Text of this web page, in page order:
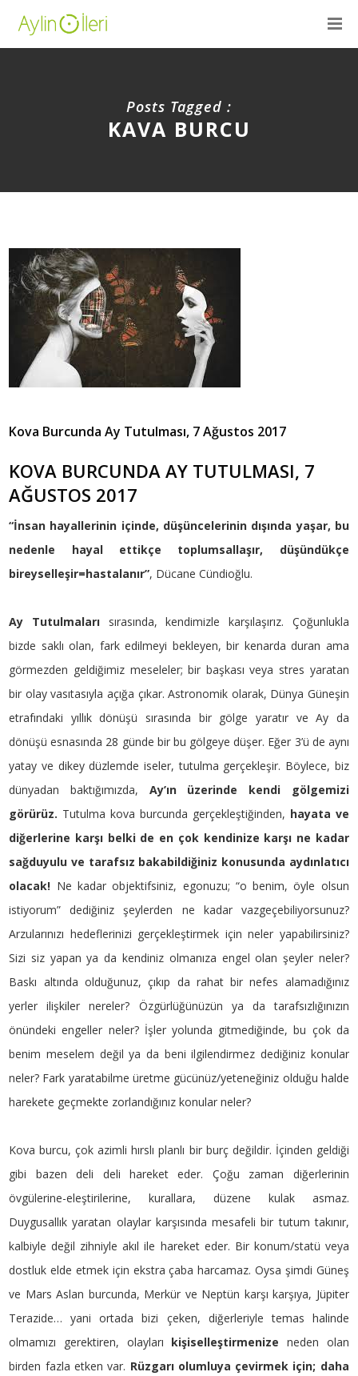
Posts Tagged :
KAVA BURCU
Kova Burcunda Ay Tutulması, 7 Ağustos 2017
KOVA BURCUNDA AY TUTULMASI, 7
AĞUSTOS 2017
“İnsan hayallerinin içinde, düşüncelerinin dışında yaşar, bu
nedenle hayal ettikçe toplumsallaşır, düşündükçe
bireyselleşir=hastalanır”, Dücane Cündioğlu.
Ay Tutulmalarısırasında, kendimizle karşılaşırız. Çoğunlukla
bizde saklı olan, fark edilmeyi bekleyen, bir kenarda duran ama
görmezden geldiğimiz meseleler; bir başkası veya stres yaratan
bir olay vasıtasıyla açığa çıkar. Astronomik olarak, Dünya Güneşin
etrafındaki yıllık dönüşü sırasında bir gölge yaratır ve Ay da
dönüşü esnasında 28 günde bir bu gölgeye düşer. Eğer 3’ü de aynı
yatay ve dikey düzlemde iseler, tutulma gerçekleşir. Böylece, biz
dünyadan baktığımızda, Ay’ın üzerinde kendi gölgemizi
görürüz. Tutulma kova burcunda gerçekleştiğinden, hayata ve
diğerlerine karşı belki de en çok kendinize karşı ne kadar
sağduyulu ve tarafsız bakabildiğiniz konusunda aydınlatıcı
olacak! Ne kadar objektifsiniz, egonuzu; “o benim, öyle olsun
istiyorum” dediğiniz şeylerden ne kadar vazgeçebiliyorsunuz?
Arzularınızı hedeflerinizi gerçekleştirmek için neler yapabilirsiniz?
Sizi siz yapan ya da kendiniz olmanıza engel olan şeyler neler?
Baskı altında olduğunuz, çıkıp da rahat bir nefes alamadığınız
yerler ilişkiler nereler? Özgürlüğünüzün ya da tarafsızlığınızın
önündeki engeller neler? İşler yolunda gitmediğinde, bu çok da
benim meselem değil ya da beni ilgilendirmez dediğiniz konular
neler? Fark yaratabilme üretme gücünüz/yeteneğiniz olduğu halde
harekete geçmekte zorlandığınız konular neler?
Kova burcu, çok azimli hırslı planlı bir burç değildir. İçinden geldiği
gibi bazen deli deli hareket eder. Çoğu zaman diğerlerinin
övgülerine-eleştirilerine, kurallara, düzene kulak asmaz.
Duygusallık yaratan olaylar karşısında mesafeli bir tutum takınır,
kalbiyle değil zihniyle akıl ile hareket eder. Bir konum/statü veya
dostluk elde etmek için ekstra çaba harcamaz. Oysa şimdi Güneş
ve Mars Aslan burcunda, Merkür ve Neptün karşı karşıya, Jüpiter
Terazide… yani ortada bizi çeken, diğerleriyle temas halinde
olmamızı gerektiren, olayları kişiselleştirmenize neden olan
birden fazla etken var. Rüzgarı olumluya çevirmek için; daha